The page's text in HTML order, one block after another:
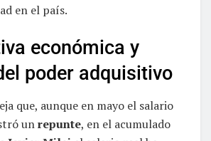
en el país.
económica y
poder adquisitivo
que, aunque en mayo el salario
unrepunte, en el acumulado